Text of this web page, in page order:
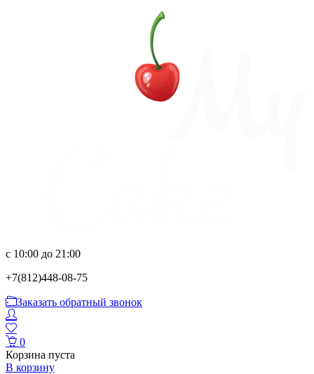
с 10:00 до 21:00
+7(812)448-08-75
Заказать обратный звонок
0
Корзина пуста
В корзину